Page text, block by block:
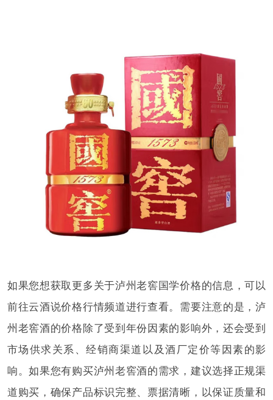
如果您想获取更多关于泸州老窖国学价格的信息，可以
前往云酒说价格行情频道进行查看。需要注意的是，泸
州老窖酒的价格除了受到年份因素的影响外，还会受到
市场供求关系、经销商渠道以及酒厂定价等因素的影
响。如果您有购买泸州老窖酒的需求，建议选择正规渠
道购买，确保产品标识完整、票据清晰，以保证质量和